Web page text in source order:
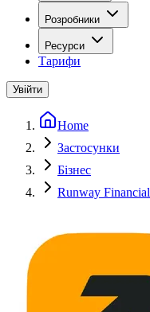
Розробники
Ресурси
Тарифи
Увійти
Home
Застосунки
Бізнес
Runway Financial